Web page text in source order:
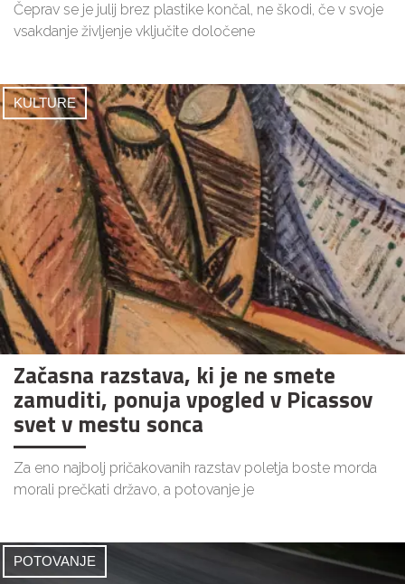
Čeprav se je julij brez plastike končal, ne škodi, če v svoje
vsakdanje življenje vključite določene
KULTURE
Začasna razstava, ki je ne smete
zamuditi, ponuja vpogled v Picassov
svet v mestu sonca
Za eno najbolj pričakovanih razstav poletja boste morda
morali prečkati državo, a potovanje je
POTOVANJE